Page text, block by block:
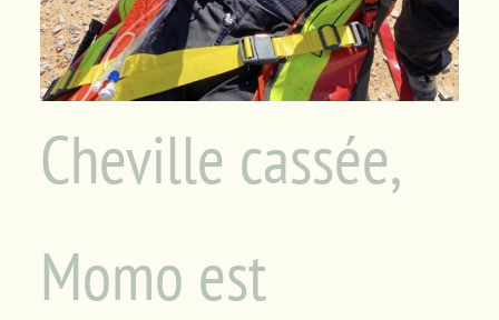
Cheville cassée,
Momo est